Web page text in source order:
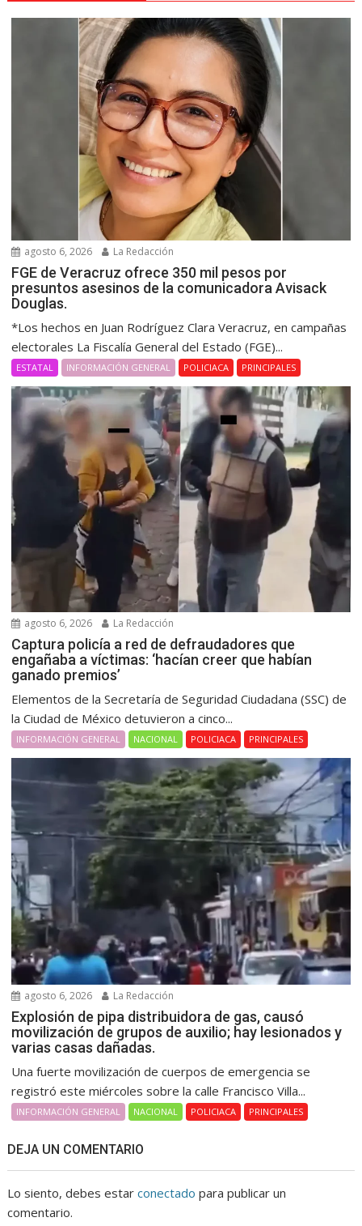
agosto 6, 2026 La Redacción
FGE de Veracruz ofrece 350 mil pesos por
presuntos asesinos de la comunicadora Avisack
Douglas.
*Los hechos en Juan Rodríguez Clara Veracruz, en campañas
electorales La Fiscalía General del Estado (FGE)...
ESTATAL INFORMACIÓN GENERAL POLICIACA PRINCIPALES
agosto 6, 2026 La Redacción
Captura policía a red de defraudadores que
engañaba a víctimas: ‘hacían creer que habían
ganado premios’
Elementos de la Secretaría de Seguridad Ciudadana (SSC) de
la Ciudad de México detuvieron a cinco...
INFORMACIÓN GENERAL NACIONAL POLICIACA PRINCIPALES
agosto 6, 2026 La Redacción
Explosión de pipa distribuidora de gas, causó
movilización de grupos de auxilio; hay lesionados y
varias casas dañadas.
Una fuerte movilización de cuerpos de emergencia se
registró este miércoles sobre la calle Francisco Villa...
INFORMACIÓN GENERAL NACIONAL POLICIACA PRINCIPALES
DEJA UN COMENTARIO
Lo siento, debes estarconectado para publicar un
comentario.